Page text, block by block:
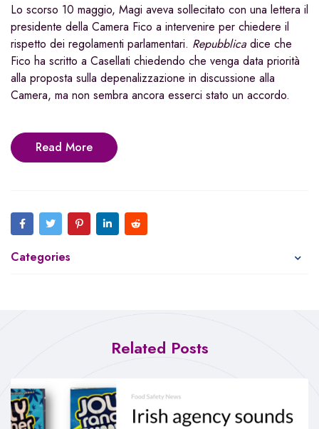
Lo scorso 10 maggio, Magi aveva sollecitato con una lettera il
presidente della Camera Fico a intervenire per chiedere il
rispetto dei regolamenti parlamentari. Repubblica dice che
Fico ha scritto a Casellati chiedendo che venga data priorità
alla proposta sulla depenalizzazione in discussione alla
Camera, ma non sembra ancora esserci stato un accordo.
Read More
Categories
Related Posts